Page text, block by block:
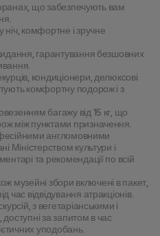
що забезпечують вам
комфортне і зручне
гарантування безшовних
кондиціонери, делюксові
комфортну подорож і з
багажу від 15 кг, що
між пунктами призначення.
англомовними
Міністерством культури і
та рекомендації по всій
музейні збори включені в пакет,
час відвідування атракціонів.
з вегетаріанськими і
за запитом в час
уподобань.